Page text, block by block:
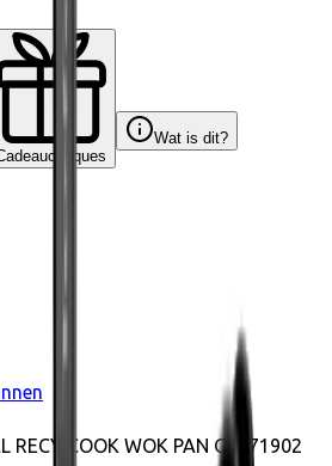
Wat is dit?
RECY COOK WOK PAN G2671902